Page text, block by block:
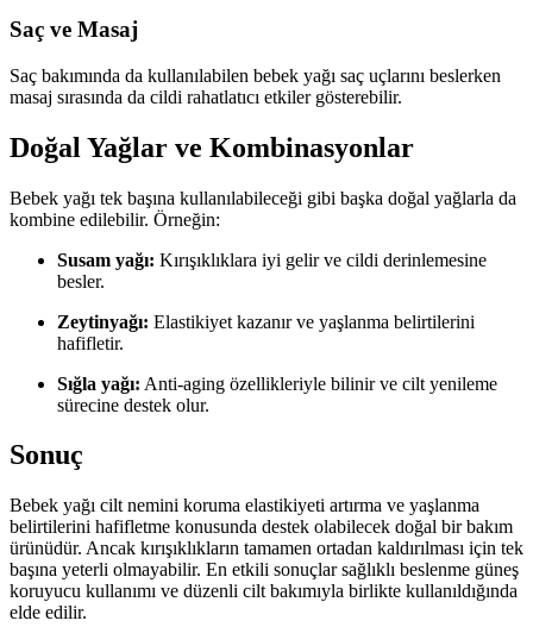
Saç ve Masaj
Saç bakımında da kullanılabilen bebek yağı saç uçlarını beslerken
masaj sırasında da cildi rahatlatıcı etkiler gösterebilir.
Doğal Yağlar ve Kombinasyonlar
Bebek yağı tek başına kullanılabileceği gibi başka doğal yağlarla da
kombine edilebilir. Örneğin:
Susam yağı: Kırışıklıklara iyi gelir ve cildi derinlemesine
besler.
Zeytinyağı: Elastikiyet kazanır ve yaşlanma belirtilerini
hafifletir.
Sığla yağı: Anti-aging özellikleriyle bilinir ve cilt yenileme
sürecine destek olur.
Sonuç
Bebek yağı cilt nemini koruma elastikiyeti artırma ve yaşlanma
belirtilerini hafifletme konusunda destek olabilecek doğal bir bakım
ürünüdür. Ancak kırışıklıkların tamamen ortadan kaldırılması için tek
başına yeterli olmayabilir. En etkili sonuçlar sağlıklı beslenme güneş
koruyucu kullanımı ve düzenli cilt bakımıyla birlikte kullanıldığında
elde edilir.